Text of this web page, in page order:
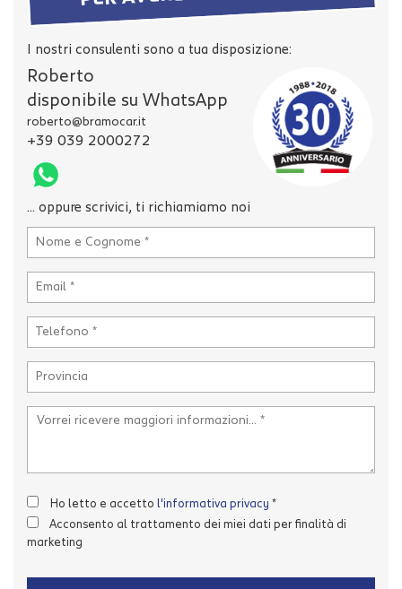
I nostri consulenti sono a tua disposizione:
Roberto
disponibile su WhatsApp
roberto@bramocar.it
+39 039 2000272
... oppure scrivici, ti richiamiamo noi
Ho letto e accetto l'informativa privacy *
Acconsento al trattamento dei miei dati per finalità di
marketing
Cookie necessari
Cookie delle preferenze
Cookie per il miglioramento dell'esperienza utente
Cookie di marketing
Leggi
la
cookie
Salva
impostazioni